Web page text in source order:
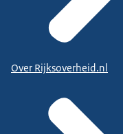
Over Rijksoverheid.nl